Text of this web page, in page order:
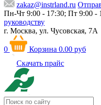
zakaz@instrland.ru
Пн-Чт 9:00 - 17:30; Пт 9:00 -
руководству
г. Москва, ул. Чусовская, 7А
0 Корзина 0.00 руб
Скачать прайс